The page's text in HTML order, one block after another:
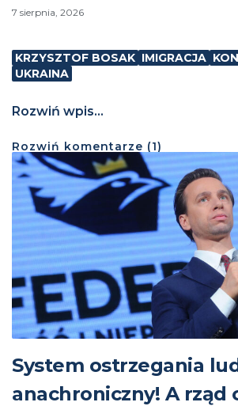
7 sierpnia, 2026
KRZYSZTOF BOSAK IMIGRACJA
UKRAINA
Rozwiń wpis...
Rozwiń komentarze (1)
System ostrzegania
anachroniczny! A rząd